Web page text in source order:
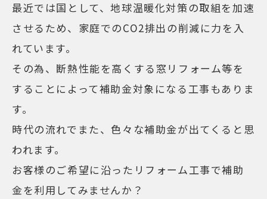
最近では国として、地球温暖化対策の取組を加速
させるため、家庭でのCO2排出の削減に力を入
れています。
その為、断熱性能を高くする窓リフォーム等を
することによって補助金対象になる工事もありま
す。
時代の流れでまた、色々な補助金が出てくると思
われます。
お客様のご希望に沿ったリフォーム工事で補助
金を利用してみませんか？